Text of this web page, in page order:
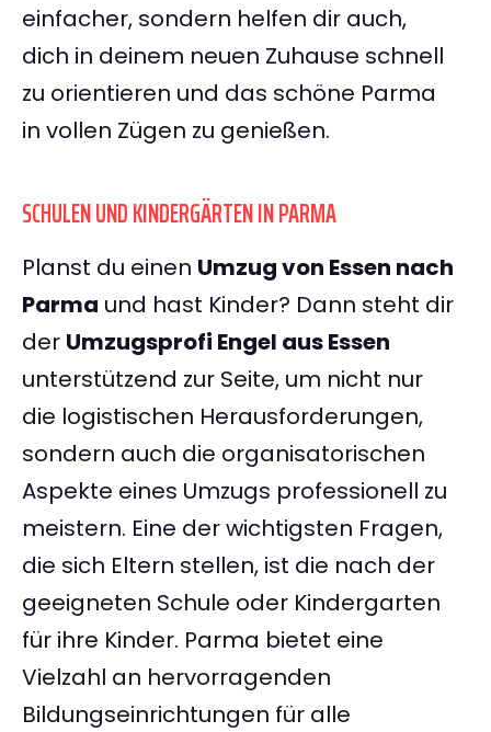
einfacher, sondern helfen dir auch,
dich in deinem neuen Zuhause schnell
zu orientieren und das schöne Parma
in vollen Zügen zu genießen.
SCHULEN UND KINDERGÄRTEN IN PARMA
Planst du einen Umzug von Essen nach
Parma und hast Kinder? Dann steht dir
der Umzugsprofi Engel aus Essen
unterstützend zur Seite, um nicht nur
die logistischen Herausforderungen,
sondern auch die organisatorischen
Aspekte eines Umzugs professionell zu
meistern. Eine der wichtigsten Fragen,
die sich Eltern stellen, ist die nach der
geeigneten Schule oder Kindergarten
für ihre Kinder. Parma bietet eine
Vielzahl an hervorragenden
Bildungseinrichtungen für alle